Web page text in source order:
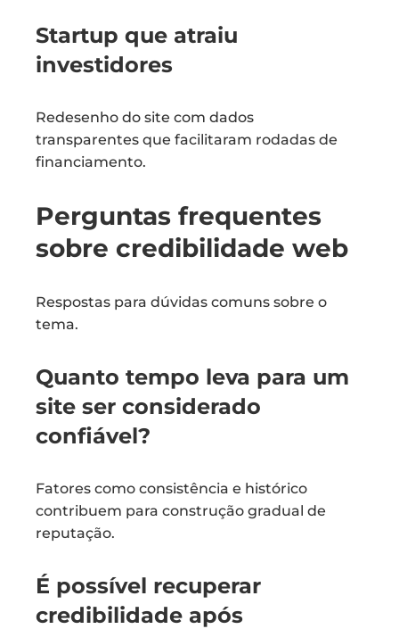
Startup que atraiu
investidores
Redesenho do site com dados
transparentes que facilitaram rodadas de
financiamento.
Perguntas frequentes
sobre credibilidade web
Respostas para dúvidas comuns sobre o
tema.
Quanto tempo leva para um
site ser considerado
confiável?
Fatores como consistência e histórico
contribuem para construção gradual de
reputação.
É possível recuperar
credibilidade após